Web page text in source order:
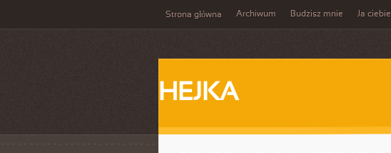
Strona główna Archiwum Budzisz mnie Ja ciebie
HEJKA